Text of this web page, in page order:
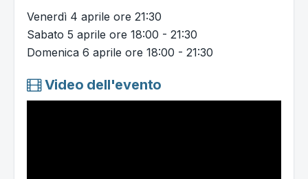
Venerdì 4 aprile ore 21:30
Sabato 5 aprile ore 18:00 - 21:30
Domenica 6 aprile ore 18:00 - 21:30
Video dell'evento